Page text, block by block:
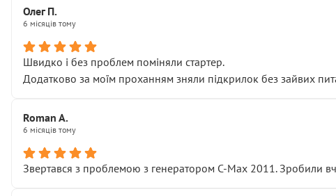
Олег П.
6 місяців тому
Швидко і без проблем поміняли стартер.
Додатково за моїм проханням зняли підкрилок без зайвих
Roman A.
6 місяців тому
Звертався з проблемою з генератором C-Max 2011. Зробили